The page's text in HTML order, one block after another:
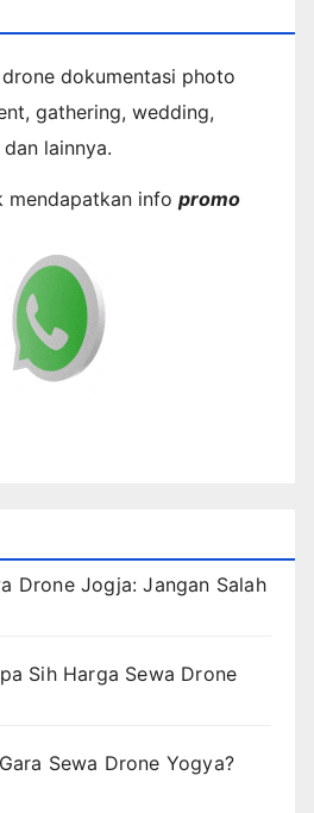
dokumentasi photo
gathering, wedding,
lainnya.
mendapatkan info promo
Drone Jogja: Jangan Salah
Sih Harga Sewa Drone
Sewa Drone Yogya?